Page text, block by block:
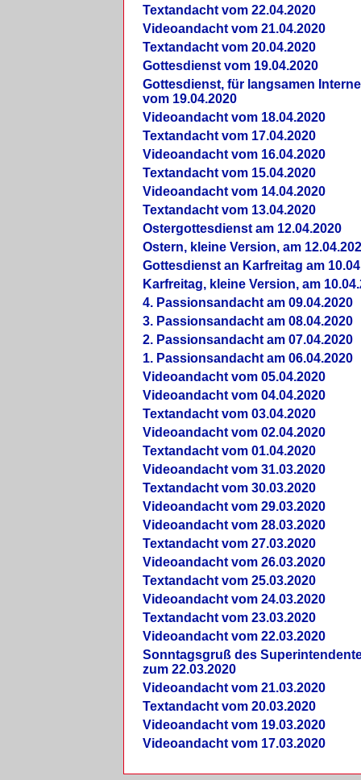
Textandacht vom 22.04.2020
Videoandacht vom 21.04.2020
Textandacht vom 20.04.2020
Gottesdienst vom 19.04.2020
Gottesdienst, für langsamen
vom 19.04.2020
Videoandacht vom 18.04.2020
Textandacht vom 17.04.2020
Videoandacht vom 16.04.2020
Textandacht vom 15.04.2020
Videoandacht vom 14.04.2020
Textandacht vom 13.04.2020
Ostergottesdienst am 12.04.2020
Ostern, kleine Version, am
Gottesdienst an Karfreitag am
Karfreitag, kleine Version, am
4. Passionsandacht am 09.04.2020
3. Passionsandacht am 08.04.2020
2. Passionsandacht am 07.04.2020
1. Passionsandacht am 06.04.2020
Videoandacht vom 05.04.2020
Videoandacht vom 04.04.2020
Textandacht vom 03.04.2020
Videoandacht vom 02.04.2020
Textandacht vom 01.04.2020
Videoandacht vom 31.03.2020
Textandacht vom 30.03.2020
Videoandacht vom 29.03.2020
Videoandacht vom 28.03.2020
Textandacht vom 27.03.2020
Videoandacht vom 26.03.2020
Textandacht vom 25.03.2020
Videoandacht vom 24.03.2020
Textandacht vom 23.03.2020
Videoandacht vom 22.03.2020
Sonntagsgruß des
zum 22.03.2020
Videoandacht vom 21.03.2020
Textandacht vom 20.03.2020
Videoandacht vom 19.03.2020
Videoandacht vom 17.03.2020